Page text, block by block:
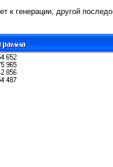
к генерации, другой